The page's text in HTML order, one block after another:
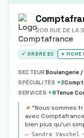
208 RUE DE LA
✓ ORDRE EC ⭐ FICHE
SECTEURBoulangerie
SPÉCIALITÉS +2
SERVICES +8Tenue
★ "Nous sommes
avec
bien plus qu’un
— Sandra Vauchel